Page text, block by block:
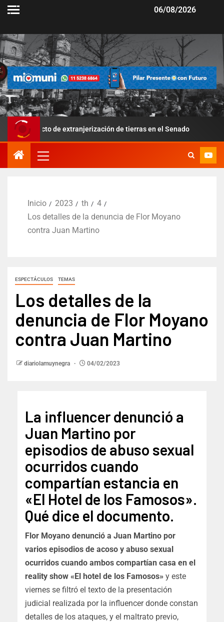
06/08/2026
de extranjerización de tierras en el Senado Por la
Inicio 2023 th
4
Los detalles de la denuncia de Flor Moyano
contra Juan Martino
ESPECTÁCULOS TEMAS
Los detalles de la
denuncia de Flor Moyano
contra Juan Martino
diariolamuynegra 04/02/2023
La influencer denunció a
Juan Martino por
episodios de abuso sexual
ocurridos cuando
compartían estancia en
«El Hotel de los Famosos».
Qué dice el documento.
Flor Moyano denunció a Juan Martino por
varios episodios de acoso y abuso sexual
ocurridos cuando ambos compartían casa en el
reality show «El hotel de los Famosos» y este
viernes se filtró el texto de la presentación
judicial realizada por la influencer donde constan
detalles de los ataques, y el maltrato previo,